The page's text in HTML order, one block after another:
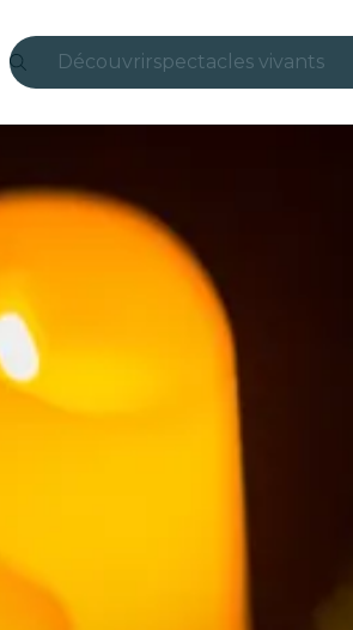
Découvrirspectacles vivants
Londres
expériences et villes
São Paulo
expositions
visites urbaines